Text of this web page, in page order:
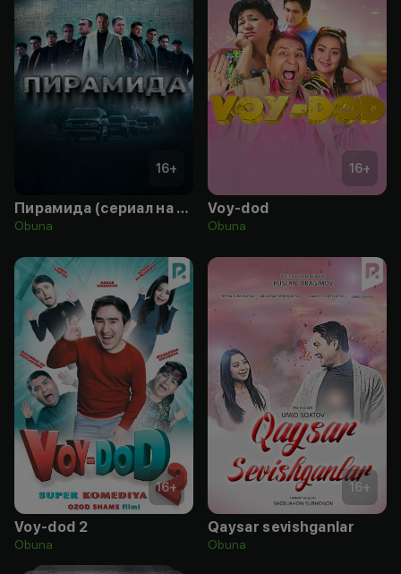
16+
Пирамида (сериал на русском языке)
Obuna
16+
Voy-dod
Obuna
16+
Voy-dod 2
Obuna
16+
Qaysar sevishganlar
Obuna